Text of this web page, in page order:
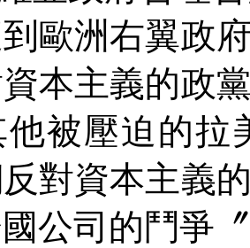
歐洲右翼政
本主義的政
他被壓迫的
對資本主義
公司的鬥爭〞